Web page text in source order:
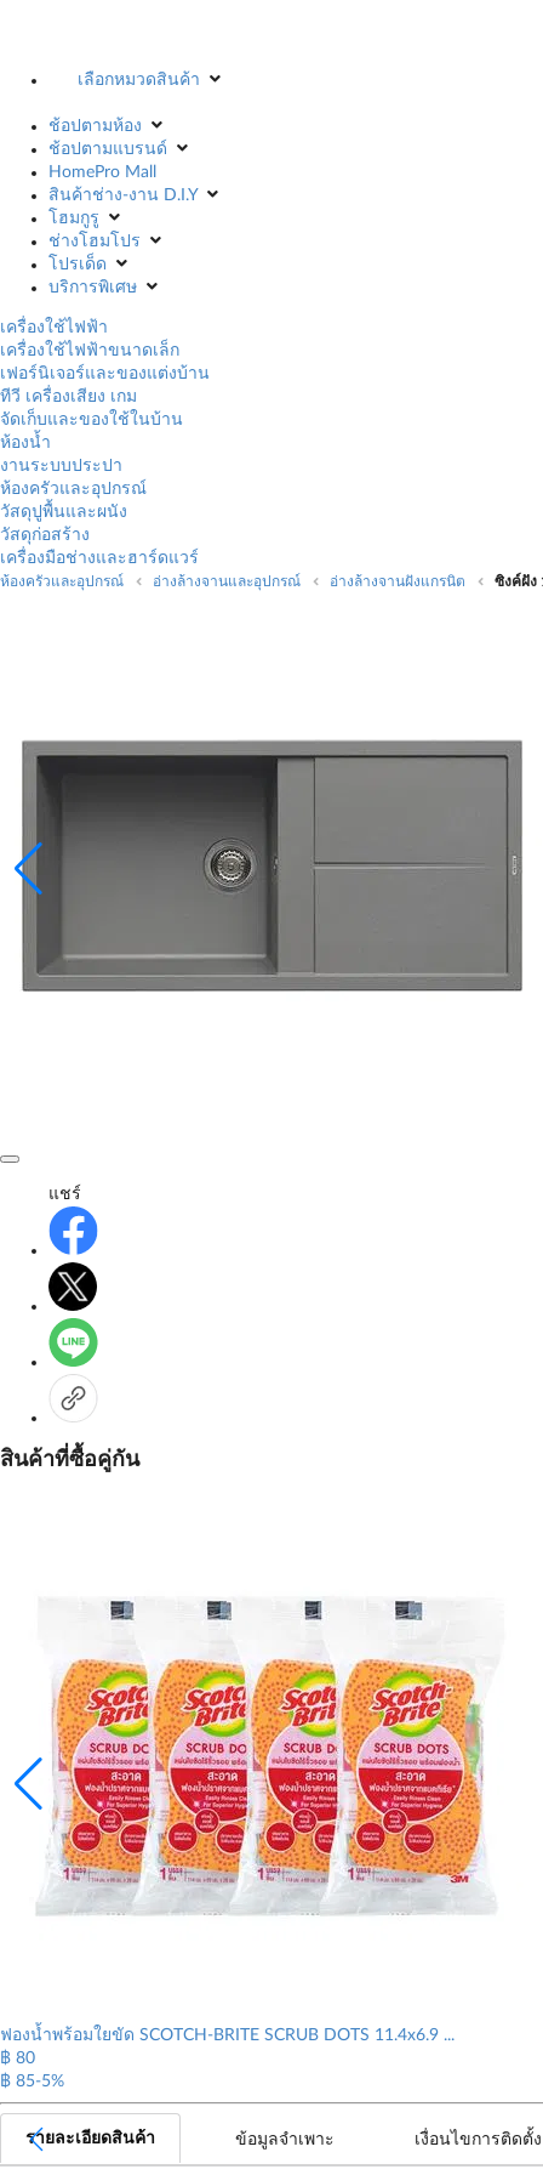
เลือกหมวดสินค้า
ช้อปตามห้อง
ช้อปตามแบรนด์
HomePro Mall
สินค้าช่าง-งาน D.I.Y
โฮมกูรู
ช่างโฮมโปร
โปรเด็ด
บริการพิเศษ
เครื่องใช้ไฟฟ้า
เครื่องใช้ไฟฟ้าขนาดเล็ก
เฟอร์นิเจอร์และของแต่งบ้าน
ทีวี เครื่องเสียง เกม
จัดเก็บและของใช้ในบ้าน
ห้องน้ำ
งานระบบประปา
ห้องครัวและอุปกรณ์
วัสดุปูพื้นและผนัง
วัสดุก่อสร้าง
เครื่องมือช่างและฮาร์ดแวร์
ห้องครัวและอุปกรณ์ อ่างล้างจานและอุปกรณ์ อ่างล้างจานฝังแกรนิต ซิงค์ฝัง
แชร์
สินค้าที่ซื้อคู่กัน
ฟองน้ำพร้อมใยขัด SCOTCH-BRITE SCRUB DOTS 11.4x6.9 ...
฿ 80
฿ 85-5%
รายละเอียดสินค้า ข้อมูลจำเพาะ เงื่อนไขการติดตั้ง